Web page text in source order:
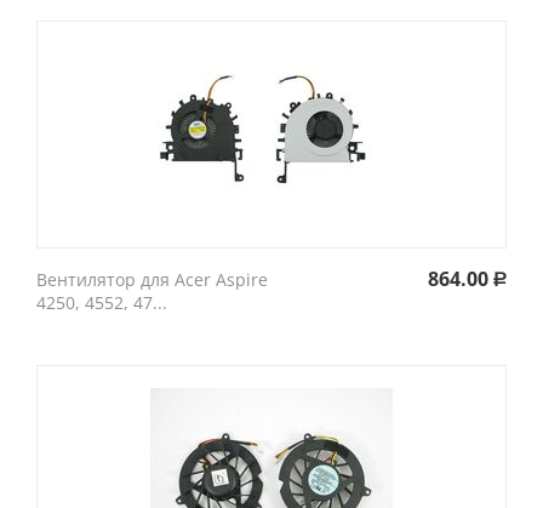
Вентилятор для Acer Aspire
4250, 4552, 47...
864.00 Р